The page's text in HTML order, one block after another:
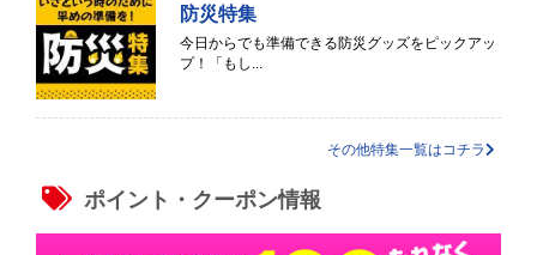
防災特集
今日からでも準備できる防災グッズをピックアッ
プ！「もし...
その他特集一覧はコチラ
ポイント・クーポン情報